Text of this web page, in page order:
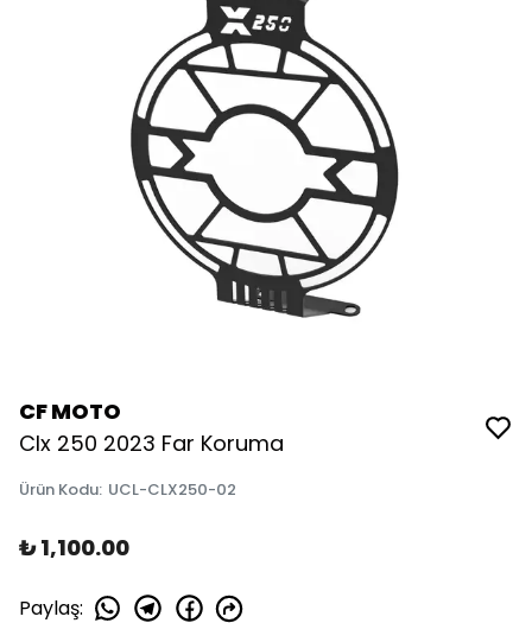
CF MOTO
Clx 250 2023 Far Koruma
Ürün Kodu: UCL-CLX250-02
₺ 1,100.00
Paylaş: